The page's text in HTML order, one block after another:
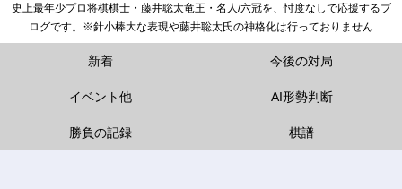
史上最年少プロ将棋棋士・藤井聡太竜王・名人/六冠を、忖度なしで応援するブ
ログです。※針小棒大な表現や藤井聡太氏の神格化は行っておりません
新着 今後の対局
イベント他 AI形勢判断
勝負の記録 棋譜